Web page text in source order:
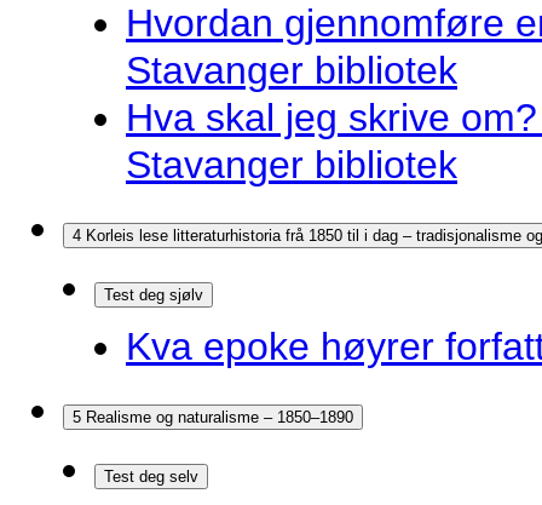
Hvordan gjennomføre
Stavanger bibliotek
Hva skal jeg skrive
Stavanger bibliotek
4 Korleis lese litteraturhistoria frå 1850 til i dag – tradisjonalisme
Test deg sjølv
Kva epoke høyrer
5 Realisme og naturalisme – 1850–1890
Test deg selv